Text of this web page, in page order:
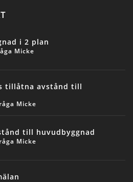
i 2 plan
Micke
tillåtna avstånd till
Micke
till huvudbyggnad
Micke